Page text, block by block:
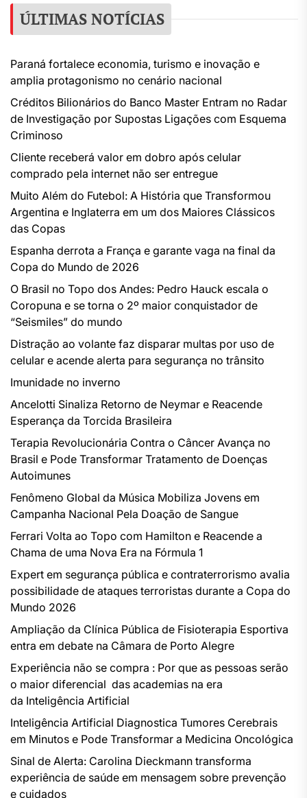
ÚLTIMAS NOTÍCIAS
Paraná fortalece economia, turismo e inovação e
amplia protagonismo no cenário nacional
Créditos Bilionários do Banco Master Entram no Radar
de Investigação por Supostas Ligações com Esquema
Criminoso
Cliente receberá valor em dobro após celular
comprado pela internet não ser entregue
Muito Além do Futebol: A História que Transformou
Argentina e Inglaterra em um dos Maiores Clássicos
das Copas
Espanha derrota a França e garante vaga na final da
Copa do Mundo de 2026
O Brasil no Topo dos Andes: Pedro Hauck escala o
Coropuna e se torna o 2º maior conquistador de
“Seismiles” do mundo
Distração ao volante faz disparar multas por uso de
celular e acende alerta para segurança no trânsito
Imunidade no inverno
Ancelotti Sinaliza Retorno de Neymar e Reacende
Esperança da Torcida Brasileira
Terapia Revolucionária Contra o Câncer Avança no
Brasil e Pode Transformar Tratamento de Doenças
Autoimunes
Fenômeno Global da Música Mobiliza Jovens em
Campanha Nacional Pela Doação de Sangue
Ferrari Volta ao Topo com Hamilton e Reacende a
Chama de uma Nova Era na Fórmula 1
Expert em segurança pública e contraterrorismo avalia
possibilidade de ataques terroristas durante a Copa do
Mundo 2026
Ampliação da Clínica Pública de Fisioterapia Esportiva
entra em debate na Câmara de Porto Alegre
Experiência não se compra : Por que as pessoas serão
o maior diferencial das academias na era
da Inteligência Artificial
Inteligência Artificial Diagnostica Tumores Cerebrais
em Minutos e Pode Transformar a Medicina Oncológica
Sinal de Alerta: Carolina Dieckmann transforma
experiência de saúde em mensagem sobre prevenção
e cuidados